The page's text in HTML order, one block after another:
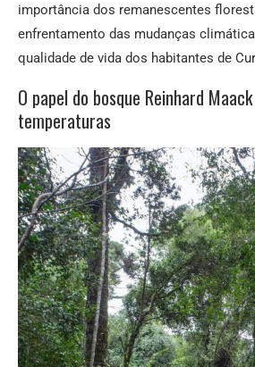
importância dos remanescentes
enfrentamento das mudanças
qualidade de vida dos habitantes de
O papel do bosque Reinhard
temperaturas